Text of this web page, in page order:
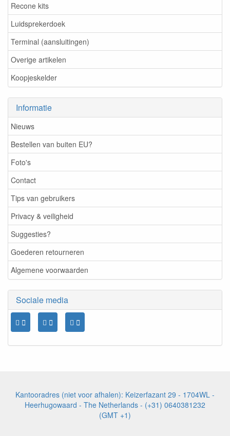
Recone kits
Luidsprekerdoek
Terminal (aansluitingen)
Overige artikelen
Koopjeskelder
Informatie
Nieuws
Bestellen van buiten EU?
Foto's
Contact
Tips van gebruikers
Privacy & veiligheid
Suggesties?
Goederen retourneren
Algemene voorwaarden
Sociale media
Kantooradres (niet voor afhalen): Keizerfazant 29 - 1704WL -
Heerhugowaard - The Netherlands - (+31) 0640381232
(GMT +1)